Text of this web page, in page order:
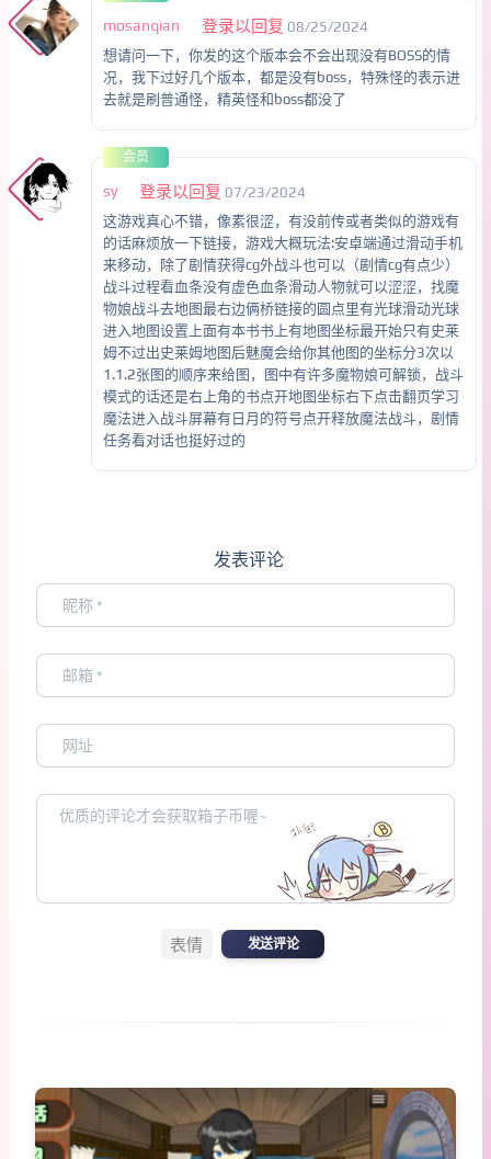
登录以回复
mosanqian
08/25/2024
想请问一下，你发的这个版本会不会出现没有BOSS的情
况，我下过好几个版本，都是没有boss，特殊怪的表示进
去就是刷普通怪，精英怪和boss都没了
会员
登录以回复
sy
07/23/2024
这游戏真心不错，像素很涩，有没前传或者类似的游戏有
的话麻烦放一下链接，游戏大概玩法:安卓端通过滑动手机
来移动，除了剧情获得cg外战斗也可以（剧情cg有点少）
战斗过程看血条没有虚色血条滑动人物就可以涩涩，找魔
物娘战斗去地图最右边俩桥链接的圆点里有光球滑动光球
进入地图设置上面有本书书上有地图坐标最开始只有史莱
姆不过出史莱姆地图后魅魔会给你其他图的坐标分3次以
1.1.2张图的顺序来给图，图中有许多魔物娘可解锁，战斗
模式的话还是右上角的书点开地图坐标右下点击翻页学习
魔法进入战斗屏幕有日月的符号点开释放魔法战斗，剧情
任务看对话也挺好过的
发表评论
表情 发送评论